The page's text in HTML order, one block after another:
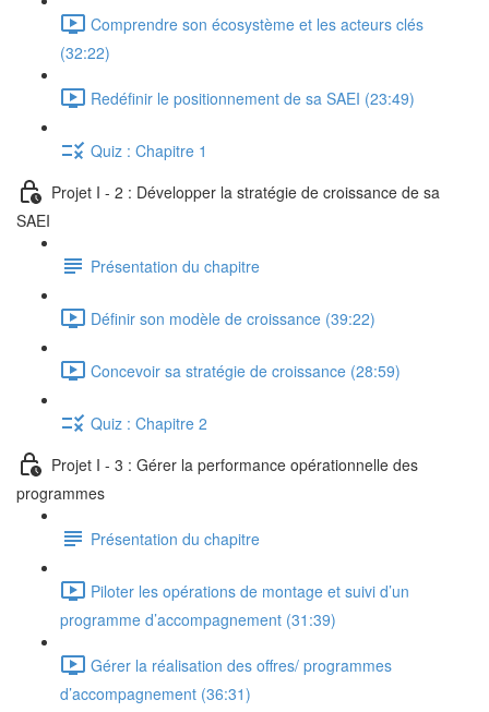
Comprendre son écosystème et les acteurs clés
(32:22)
Redéfinir le positionnement de sa SAEI (23:49)
Quiz : Chapitre 1
Projet I - 2 : Développer la stratégie de croissance de sa
SAEI
Présentation du chapitre
Définir son modèle de croissance (39:22)
Concevoir sa stratégie de croissance (28:59)
Quiz : Chapitre 2
Projet I - 3 : Gérer la performance opérationnelle des
programmes
Présentation du chapitre
Piloter les opérations de montage et suivi d’un
programme d’accompagnement (31:39)
Gérer la réalisation des offres/ programmes
d’accompagnement (36:31)